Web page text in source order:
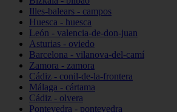
Illes-balears - campos
Huesca - huesca
León - valencia-de-don-juan
Asturias - oviedo
Barcelona - vilanova-del-camí
Zamora - zamora
Cádiz - conil-de-la-frontera
Málaga - cártama
Cádiz - olvera
Pontevedra - pontevedra